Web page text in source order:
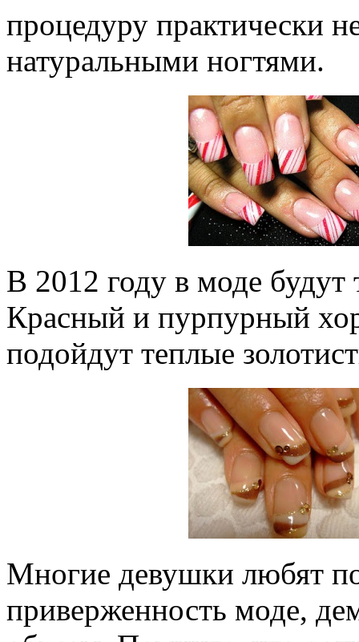
процедуру практически
натуральными ногтями.
В 2012 году в моде будут
Красный и пурпурный
подойдут теплые
Многие девушки любят
приверженность моде,